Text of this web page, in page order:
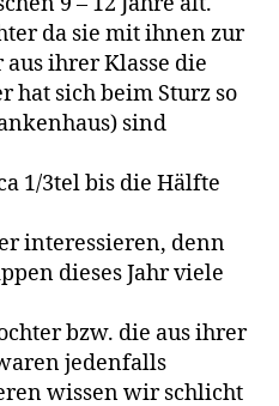
da sie mit ihnen zur
ihrer Klasse die
hat sich beim Sturz so
sind
1/3tel bis die Hälfte
interessieren, denn
dieses Jahr viele
bzw. die aus ihrer
jedenfalls
wissen wir schlicht